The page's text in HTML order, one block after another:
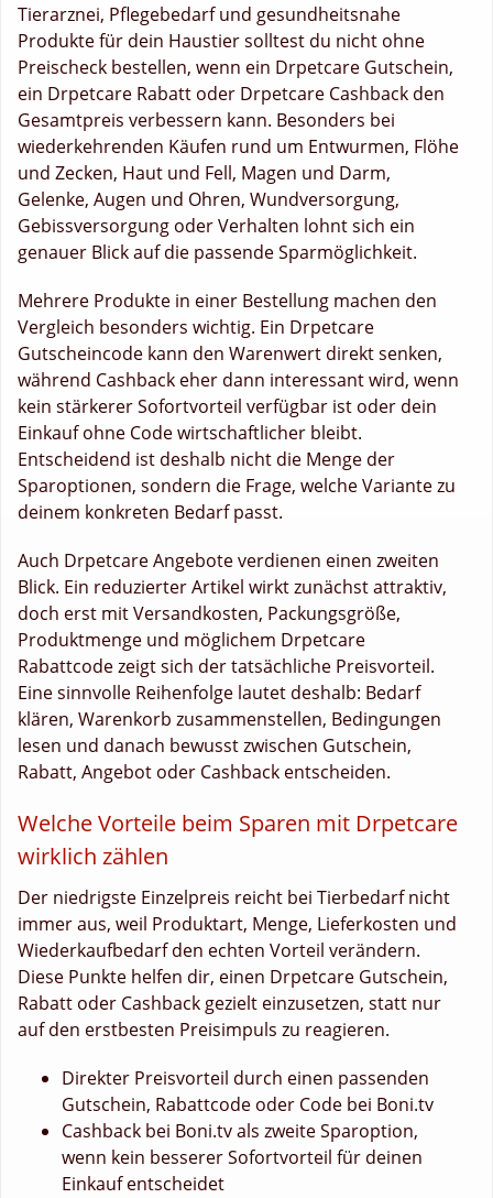
Tierarznei, Pflegebedarf und gesundheitsnahe
Produkte für dein Haustier solltest du nicht ohne
Preischeck bestellen, wenn ein Drpetcare Gutschein,
ein Drpetcare Rabatt oder Drpetcare Cashback den
Gesamtpreis verbessern kann. Besonders bei
wiederkehrenden Käufen rund um Entwurmen, Flöhe
und Zecken, Haut und Fell, Magen und Darm,
Gelenke, Augen und Ohren, Wundversorgung,
Gebissversorgung oder Verhalten lohnt sich ein
genauer Blick auf die passende Sparmöglichkeit.
Mehrere Produkte in einer Bestellung machen den
Vergleich besonders wichtig. Ein Drpetcare
Gutscheincode kann den Warenwert direkt senken,
während Cashback eher dann interessant wird, wenn
kein stärkerer Sofortvorteil verfügbar ist oder dein
Einkauf ohne Code wirtschaftlicher bleibt.
Entscheidend ist deshalb nicht die Menge der
Sparoptionen, sondern die Frage, welche Variante zu
deinem konkreten Bedarf passt.
Auch Drpetcare Angebote verdienen einen zweiten
Blick. Ein reduzierter Artikel wirkt zunächst attraktiv,
doch erst mit Versandkosten, Packungsgröße,
Produktmenge und möglichem Drpetcare
Rabattcode zeigt sich der tatsächliche Preisvorteil.
Eine sinnvolle Reihenfolge lautet deshalb: Bedarf
klären, Warenkorb zusammenstellen, Bedingungen
lesen und danach bewusst zwischen Gutschein,
Rabatt, Angebot oder Cashback entscheiden.
Welche Vorteile beim Sparen mit Drpetcare
wirklich zählen
Der niedrigste Einzelpreis reicht bei Tierbedarf nicht
immer aus, weil Produktart, Menge, Lieferkosten und
Wiederkaufbedarf den echten Vorteil verändern.
Diese Punkte helfen dir, einen Drpetcare Gutschein,
Rabatt oder Cashback gezielt einzusetzen, statt nur
auf den erstbesten Preisimpuls zu reagieren.
Direkter Preisvorteil durch einen passenden
Gutschein, Rabattcode oder Code bei Boni.tv
Cashback bei Boni.tv als zweite Sparoption,
wenn kein besserer Sofortvorteil für deinen
Einkauf entscheidet